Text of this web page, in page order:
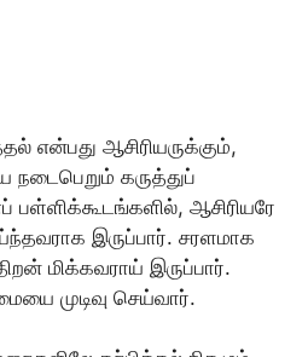
என்பது ஆசிரியருக்கும்,
கருத்துப்
பள்ளிக்கூடங்களில், ஆசிரியரே
இருப்பார். சரளமாக
மிக்கவராய் இருப்பார்.
முடிவு செய்வார்.